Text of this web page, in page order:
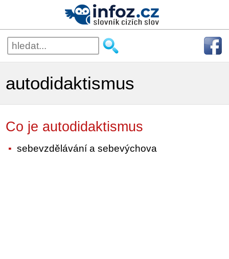
autodidaktismus
Co je autodidaktismus
sebevzdělávání a sebevýchova